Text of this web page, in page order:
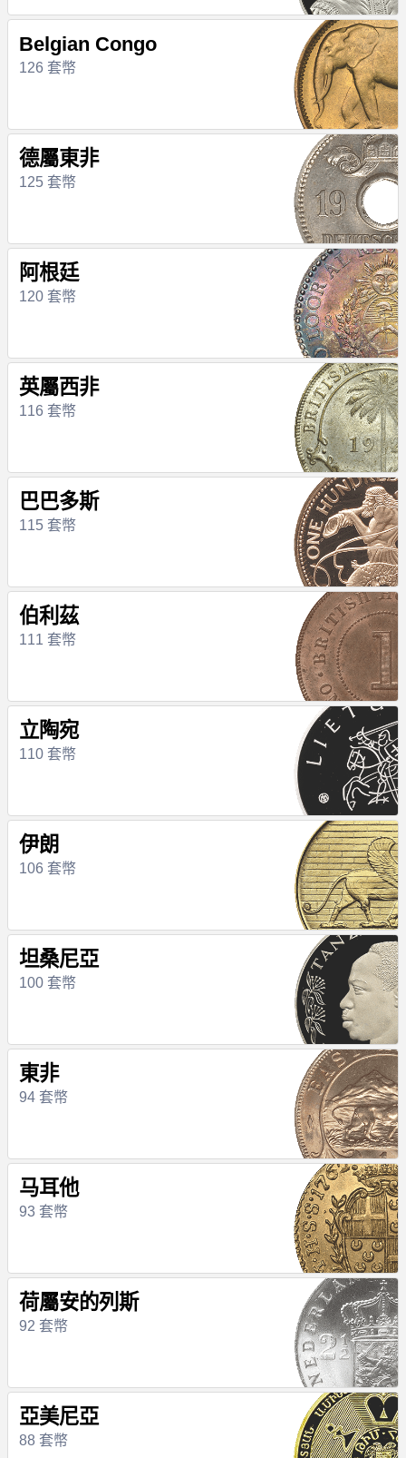
Belgian Congo
126 套幣
德屬東非
125 套幣
阿根廷
120 套幣
英屬西非
116 套幣
巴巴多斯
115 套幣
伯利茲
111 套幣
立陶宛
110 套幣
伊朗
106 套幣
坦桑尼亞
100 套幣
東非
94 套幣
马耳他
93 套幣
荷屬安的列斯
92 套幣
亞美尼亞
88 套幣